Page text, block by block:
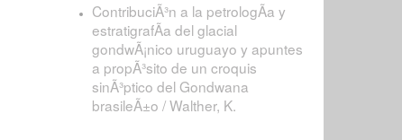
ContribuciÃ³n a la petrologÃ­a y
estratigrafÃ­a del glacial
gondwÃ¡nico uruguayo y apuntes
a propÃ³sito de un croquis
sinÃ³ptico del Gondwana
brasileÃ±o / Walther, K.